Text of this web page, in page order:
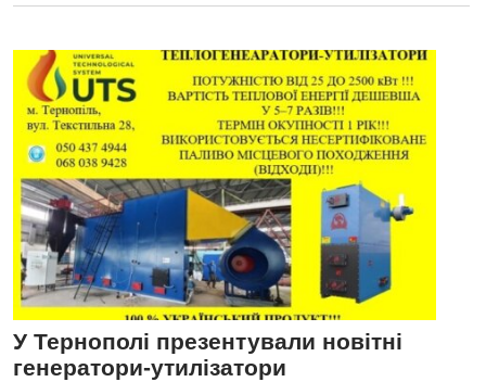
У Тернополі презентували новітні
генератори-утилізатори